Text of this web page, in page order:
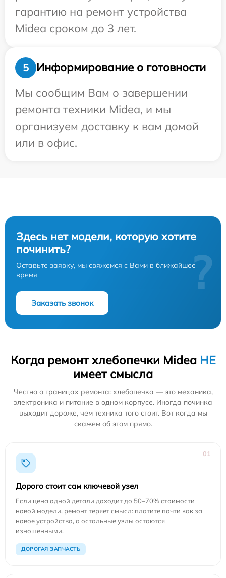
гарантию на ремонт устройства
Midea сроком до 3 лет.
5
Информирование о готовности
Мы сообщим Вам о завершении
ремонта техники Midea, и мы
организуем доставку к вам домой
или в офис.
Здесь нет модели, которую хотите
починить?
Оставьте заявку, мы свяжемся с Вами в ближайшее
время
Заказать звонок
?
Когда ремонт хлебопечки Midea НЕ
имеет смысла
Честно о границах ремонта: хлебопечка — это механика,
электроника и питание в одном корпусе. Иногда починка
выходит дороже, чем техника того стоит. Вот когда мы
скажем об этом прямо.
01
Дорого стоит сам ключевой узел
Если цена одной детали доходит до 50–70% стоимости
новой модели, ремонт теряет смысл: платите почти как за
новое устройство, а остальные узлы остаются
изношенными.
ДОРОГАЯ ЗАПЧАСТЬ